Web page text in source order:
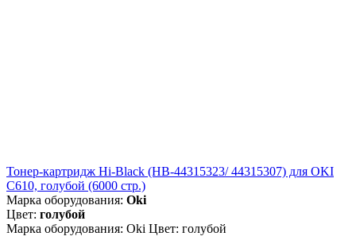
Тонер-картридж Hi-Black (HB-44315323/ 44315307) для OKI
C610, голубой (6000 стр.)
Марка оборудования: Oki
Цвет: голубой
Марка оборудования: Oki Цвет: голубой